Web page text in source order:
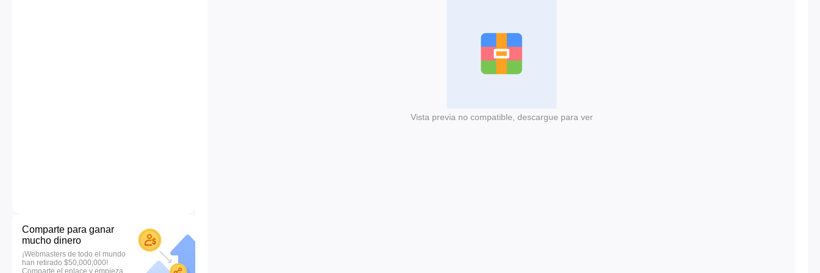
Comparte para ganar
mucho dinero
¡Webmasters de todo el mundo
han retirado $50,000,000!
Comparte el enlace y empieza
Vista previa no compatible, descargue para ver